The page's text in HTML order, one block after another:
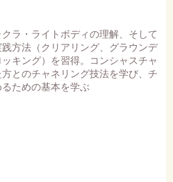
ラ・ライトボディの理解、そして
方法（クリアリング、グラウンデ
キング）を習得。コンシャスチャ
とのチャネリング技法を学び、チ
ための基本を学ぶ